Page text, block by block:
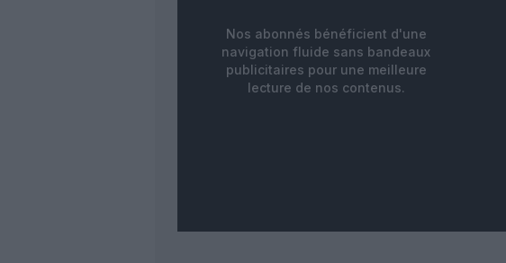
Nos abonnés bénéficient d'une
navigation fluide sans bandeaux
publicitaires pour une meilleure
lecture de nos contenus.